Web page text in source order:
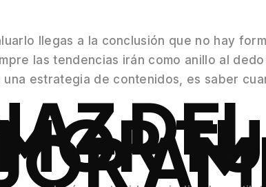
llegas a la conclusión que no hay
las tendencias irán como anillo al
una estrategia de contenidos, es saber
DEL
TU